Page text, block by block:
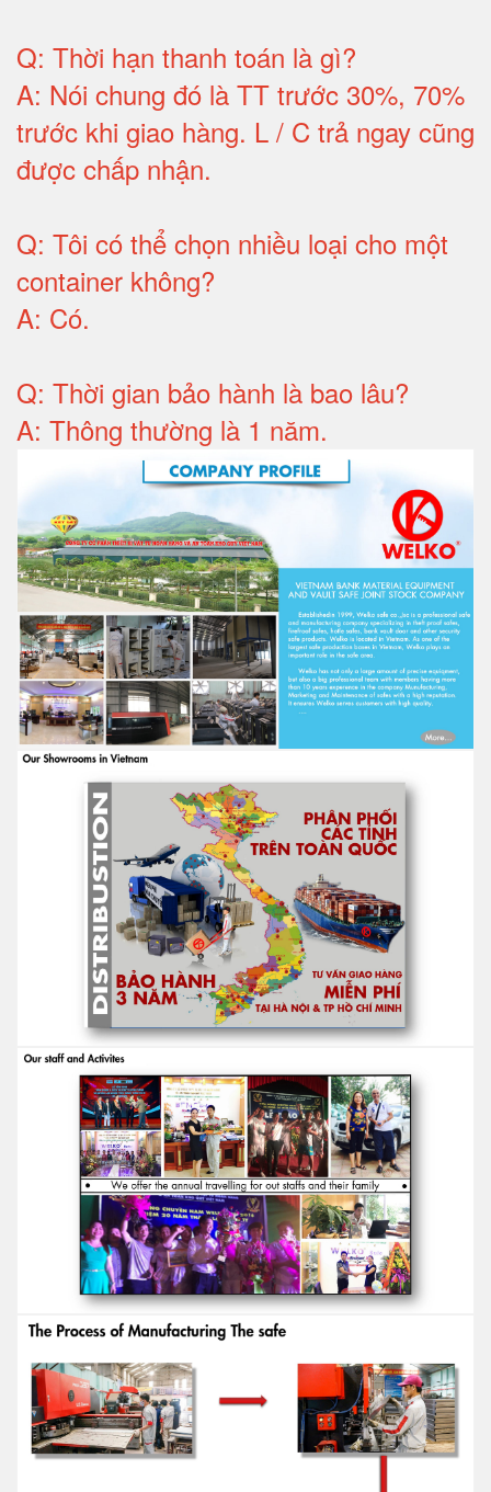
Q: Thời hạn thanh toán là gì?
A: Nói chung đó là TT trước 30%, 70%
trước khi giao hàng. L / C trả ngay cũng
được chấp nhận.
Q: Tôi có thể chọn nhiều loại cho một
container không?
A: Có.
Q: Thời gian bảo hành là bao lâu?
A: Thông thường là 1 năm.